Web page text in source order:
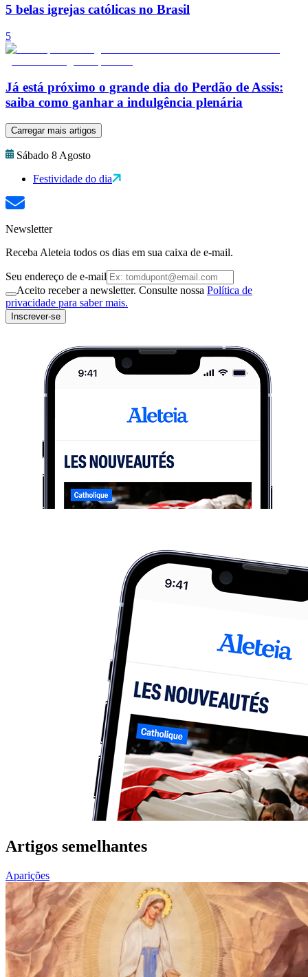
5 belas igrejas católicas no Brasil
5
Já está próximo o grande dia do Perdão de Assis:
saiba como ganhar a indulgência plenária
Carregar mais artigos
Sábado 8 Agosto
Festividade do dia
Newsletter
Receba Aleteia todos os dias em sua caixa de e-mail.
Seu endereço de e-mail
Aceito receber a newsletter. Consulte nossa Política de
privacidade para saber mais.
Inscrever-se
Artigos semelhantes
Aparições